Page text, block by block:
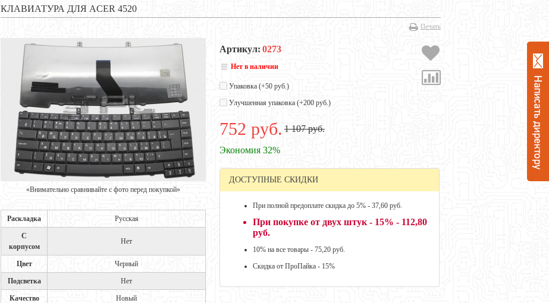
КЛАВИАТУРА ДЛЯ ACER 4520
Печать
«Внимательно сравнивайте с фото перед покупкой»
Раскладка Русская
С
корпусом
Нет
Цвет Черный
Подсветка Нет
Качество Новый
Артикул: 0273
Нет в наличии
Упаковка (+50 руб.)
Улучшенная упаковка (+200 руб.)
752 руб. 1 107 руб.
Экономия 32%
ДОСТУПНЫЕ СКИДКИ
При полной предоплате скидка до 5% - 37,60 руб.
При покупке от двух штук - 15% - 112,80
руб.
10% на все товары - 75,20 руб.
Скидка от ПроПайка - 15%